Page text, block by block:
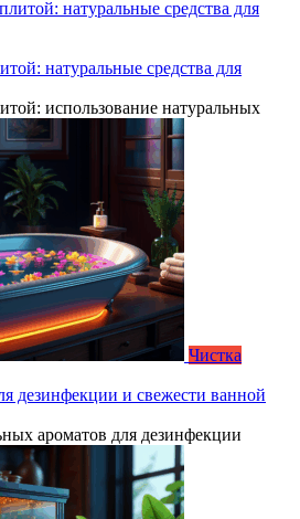
натуральные средства для
использование натуральных
Чистка
дезинфекции и свежести ванной
ароматов для дезинфекции